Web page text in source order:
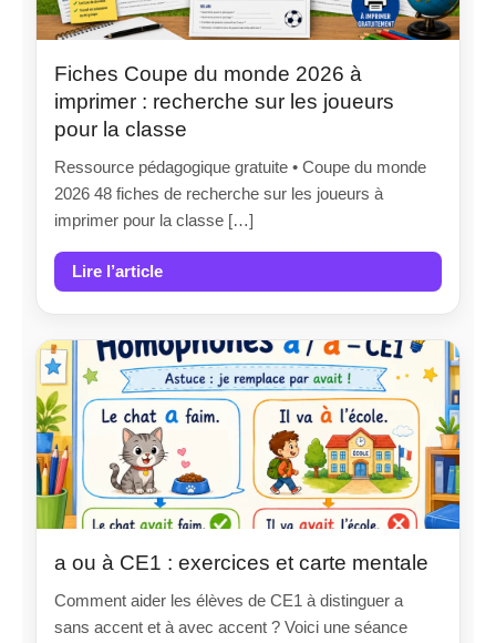
Fiches Coupe du monde 2026 à
imprimer : recherche sur les joueurs
pour la classe
Ressource pédagogique gratuite • Coupe du monde
2026 48 fiches de recherche sur les joueurs à
imprimer pour la classe […]
Lire l’article
a ou à CE1 : exercices et carte mentale
Comment aider les élèves de CE1 à distinguer a
sans accent et à avec accent ? Voici une séance